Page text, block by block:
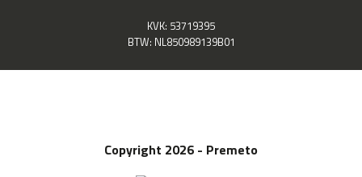
KVK: 53719395
BTW: NL850989139B01
Copyright 2026 - Premeto